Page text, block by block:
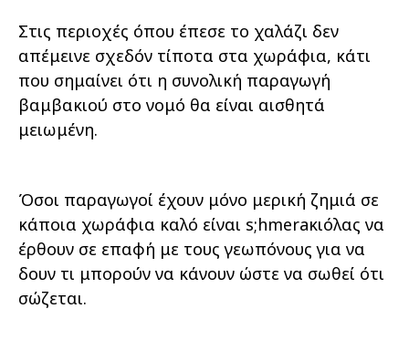
Στις περιοχές όπου έπεσε το χαλάζι δεν
απέμεινε σχεδόν τίποτα στα χωράφια, κάτι
που σημαίνει ότι η συνολική παραγωγή
βαμβακιού στο νομό θα είναι αισθητά
μειωμένη.
Όσοι παραγωγοί έχουν μόνο μερική ζημιά σε
κάποια χωράφια καλό είναι s;hmeraκιόλας να
έρθουν σε επαφή με τους γεωπόνους για να
δουν τι μπορούν να κάνουν ώστε να σωθεί ότι
σώζεται.